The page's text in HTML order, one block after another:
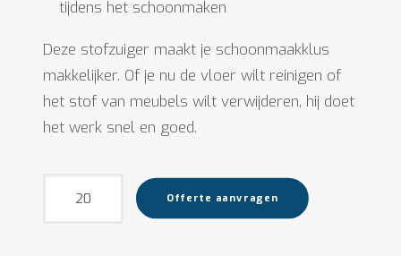
tijdens het schoonmaken
Deze stofzuiger maakt je schoonmaakklus
makkelijker. Of je nu de vloer wilt reinigen of
het stof van meubels wilt verwijderen, hij doet
het werk snel en goed.
Offerte aanvragen